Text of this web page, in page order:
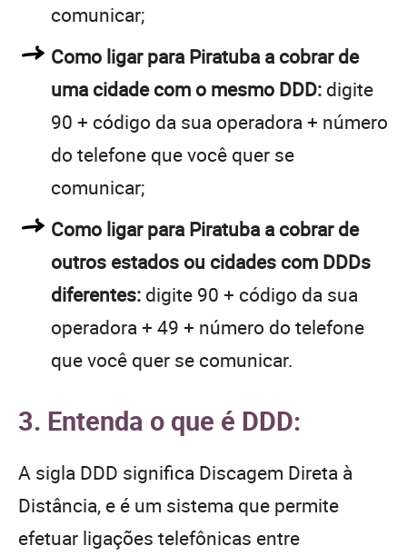
comunicar;
Como ligar para Piratuba a cobrar de
uma cidade com o mesmo DDD: digite
90 + código da sua operadora + número
do telefone que você quer se
comunicar;
Como ligar para Piratuba a cobrar de
outros estados ou cidades com DDDs
diferentes: digite 90 + código da sua
operadora + 49 + número do telefone
que você quer se comunicar.
3. Entenda o que é DDD:
A sigla DDD significa Discagem Direta à
Distância, e é um sistema que permite
efetuar ligações telefônicas entre